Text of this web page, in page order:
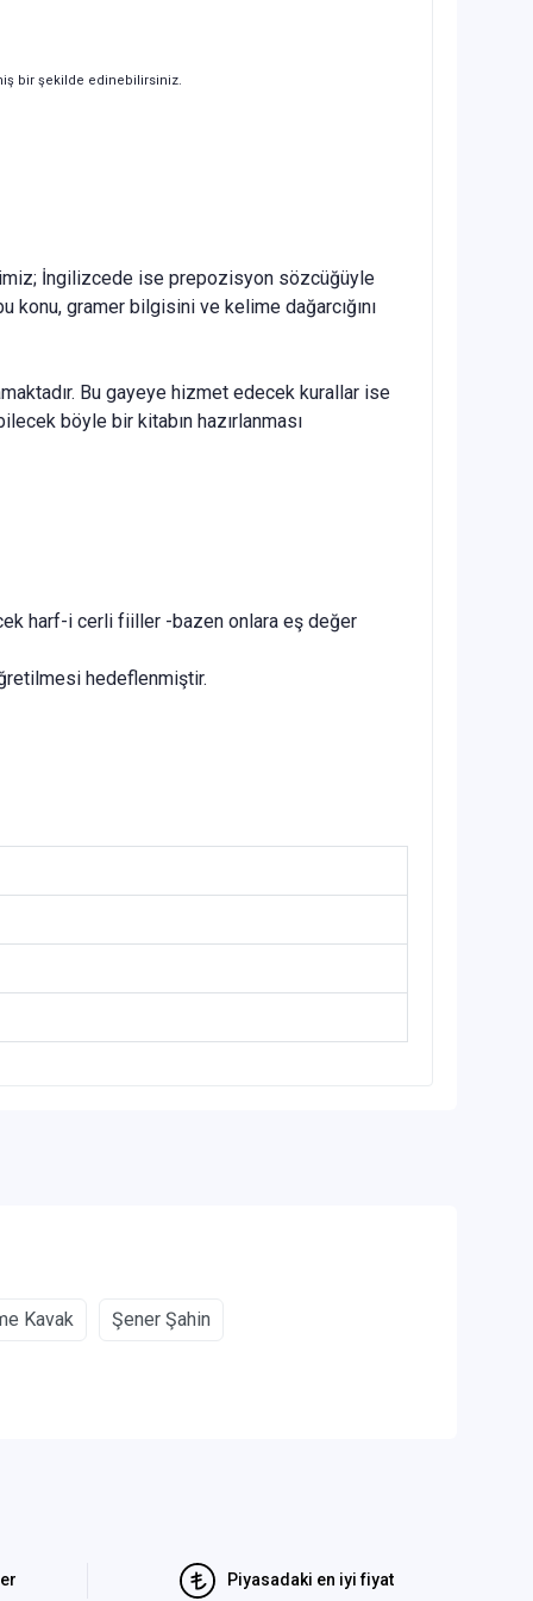
bir şekilde edinebilirsiniz.
İngilizcede ise prepozisyon sözcüğüyle
gramer bilgisini ve kelime dağarcığını
Bu gayeye hizmet edecek kurallar ise
böyle bir kitabın hazırlanması
harf-i cerli fiiller -bazen onlara eş değer
hedeflenmiştir.
Kavak Şener Şahin
Piyasadaki en iyi fiyat